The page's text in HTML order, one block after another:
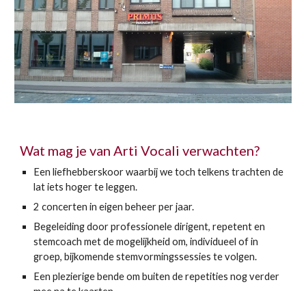
Wat mag je van Arti Vocali verwachten?
Een liefhebberskoor waarbij we toch telkens trachten de
lat iets hoger te leggen.
2 concerten in eigen beheer per jaar.
Begeleiding door professionele dirigent, repetent en
stemcoach met de mogelijkheid om, individueel of in
groep, bijkomende stemvormingssessies te volgen.
Een plezierige bende om buiten de repetities nog verder